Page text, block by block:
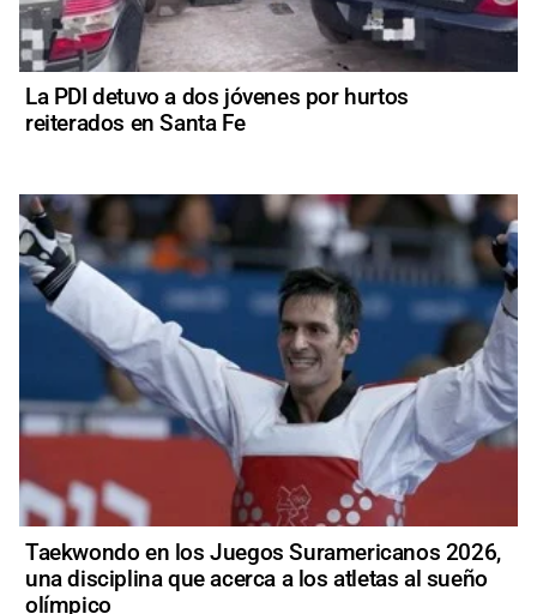
La PDI detuvo a dos jóvenes por hurtos
reiterados en Santa Fe
Taekwondo en los Juegos Suramericanos 2026,
una disciplina que acerca a los atletas al sueño
olímpico